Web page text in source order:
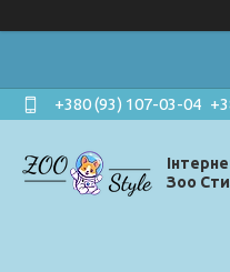
+380 (93) 107-03-04
Зоо